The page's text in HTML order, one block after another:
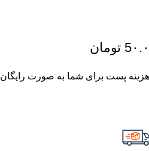
شما بالای 5٠.٠٠٠.٠٠٠ تومان شود هزینه پست برای شما به صورت رایگان